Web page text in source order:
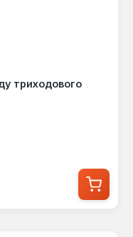
триходового